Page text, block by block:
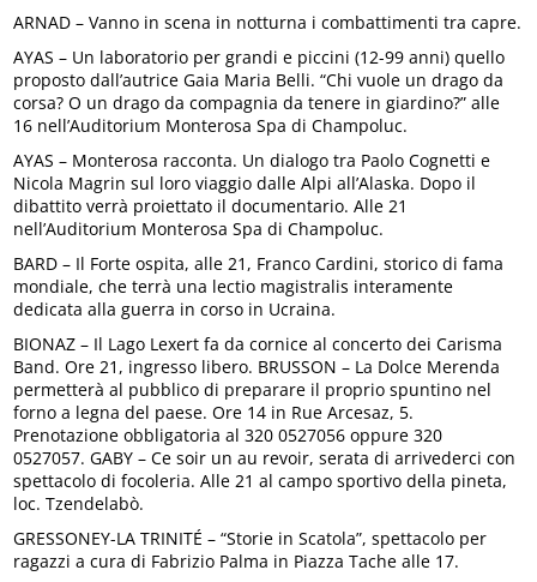
ARNAD – Vanno in scena in notturna i combattimenti tra capre.
AYAS – Un laboratorio per grandi e piccini (12-99 anni) quello
proposto dall’autrice Gaia Maria Belli. “Chi vuole un drago da
corsa? O un drago da compagnia da tenere in giardino?” alle
16 nell’Auditorium Monterosa Spa di Champoluc.
AYAS – Monterosa racconta. Un dialogo tra Paolo Cognetti e
Nicola Magrin sul loro viaggio dalle Alpi all’Alaska. Dopo il
dibattito verrà proiettato il documentario. Alle 21
nell’Auditorium Monterosa Spa di Champoluc.
BARD – Il Forte ospita, alle 21, Franco Cardini, storico di fama
mondiale, che terrà una lectio magistralis interamente
dedicata alla guerra in corso in Ucraina.
BIONAZ – Il Lago Lexert fa da cornice al concerto dei Carisma
Band. Ore 21, ingresso libero. BRUSSON – La Dolce Merenda
permetterà al pubblico di preparare il proprio spuntino nel
forno a legna del paese. Ore 14 in Rue Arcesaz, 5.
Prenotazione obbligatoria al 320 0527056 oppure 320
0527057. GABY – Ce soir un au revoir, serata di arrivederci con
spettacolo di focoleria. Alle 21 al campo sportivo della pineta,
loc. Tzendelabò.
GRESSONEY-LA TRINITÉ – “Storie in Scatola”, spettacolo per
ragazzi a cura di Fabrizio Palma in Piazza Tache alle 17.